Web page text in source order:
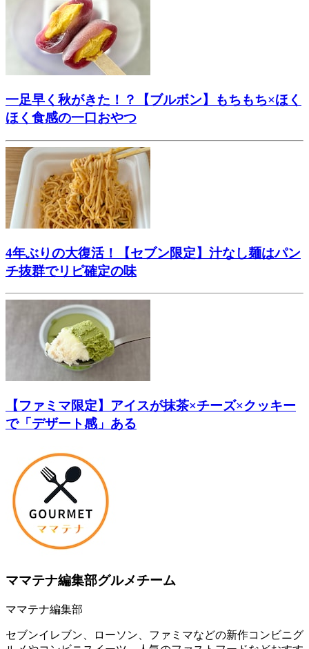
一足早く秋がきた！？【ブルボン】もちもち×ほく
ほく食感の一口おやつ
4年ぶりの大復活！【セブン限定】汁なし麺はパン
チ抜群でリピ確定の味
【ファミマ限定】アイスが抹茶×チーズ×クッキー
で「デザート感」ある
ママテナ編集部グルメチーム
ママテナ編集部
セブンイレブン、ローソン、ファミマなどの新作コンビニグ